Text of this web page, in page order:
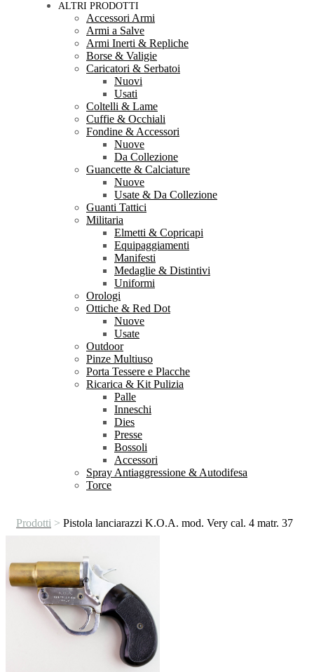
ALTRI PRODOTTI
Accessori Armi
Armi a Salve
Armi Inerti & Repliche
Borse & Valigie
Caricatori & Serbatoi
Nuovi
Usati
Coltelli & Lame
Cuffie & Occhiali
Fondine & Accessori
Nuove
Da Collezione
Guancette & Calciature
Nuove
Usate & Da Collezione
Guanti Tattici
Militaria
Elmetti & Copricapi
Equipaggiamenti
Manifesti
Medaglie & Distintivi
Uniformi
Orologi
Ottiche & Red Dot
Nuove
Usate
Outdoor
Pinze Multiuso
Porta Tessere e Placche
Ricarica & Kit Pulizia
Palle
Inneschi
Dies
Presse
Bossoli
Accessori
Spray Antiaggressione & Autodifesa
Torce
Prodotti > Pistola lanciarazzi K.O.A. mod. Very cal. 4 matr. 37